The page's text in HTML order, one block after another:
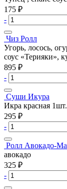
175 ₽
-
Чиз Ролл
Угорь, лосось,
соус «Терияки»,
895 ₽
-
Суши Икура
Икра красная 1шт.
295 ₽
-
Ролл Авокадо-
авокадо
325 ₽
-